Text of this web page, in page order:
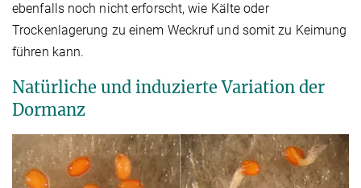
ebenfalls noch nicht erforscht, wie Kälte oder
Trockenlagerung zu einem Weckruf und somit zu Keimung
führen kann.
Natürliche und induzierte Variation der
Dormanz